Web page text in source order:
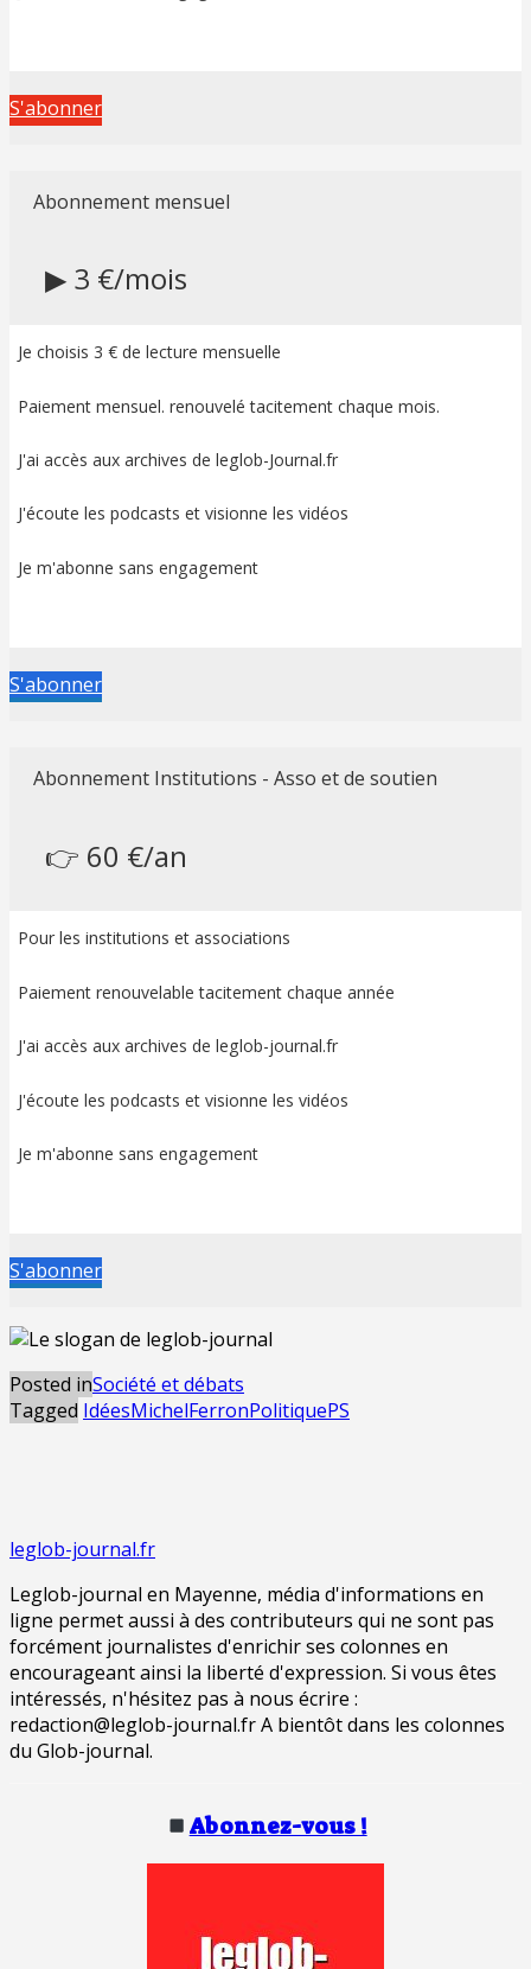
S'abonner
Abonnement mensuel
▶ 3 €/mois
Je choisis 3 € de lecture mensuelle
Paiement mensuel. renouvelé tacitement chaque mois.
J'ai accès aux archives de leglob-Journal.fr
J'écoute les podcasts et visionne les vidéos
Je m'abonne sans engagement
S'abonner
Abonnement Institutions - Asso et de soutien
👉 60 €/an
Pour les institutions et associations
Paiement renouvelable tacitement chaque année
J'ai accès aux archives de leglob-journal.fr
J'écoute les podcasts et visionne les vidéos
Je m'abonne sans engagement
S'abonner
Posted inSociété et débats
Tagged IdéesMichelFerronPolitiquePS
leglob-journal.fr
Leglob-journal en Mayenne, média d'informations en
ligne permet aussi à des contributeurs qui ne sont pas
forcément journalistes d'enrichir ses colonnes en
encourageant ainsi la liberté d'expression. Si vous êtes
intéressés, n'hésitez pas à nous écrire :
redaction@leglob-journal.fr A bientôt dans les colonnes
du Glob-journal.
Abonnez-vous !